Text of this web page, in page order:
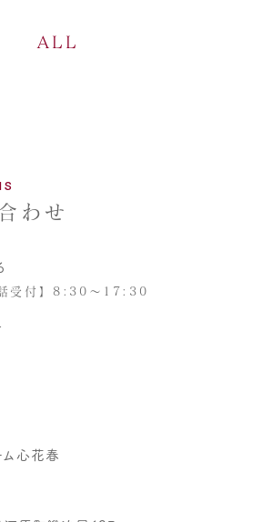
ALL
わせ
話受付】8:30～17:30